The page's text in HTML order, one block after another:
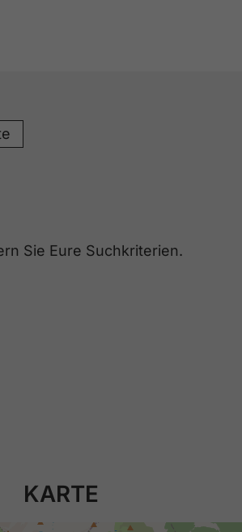
Sie Eure Suchkriterien.
KARTE